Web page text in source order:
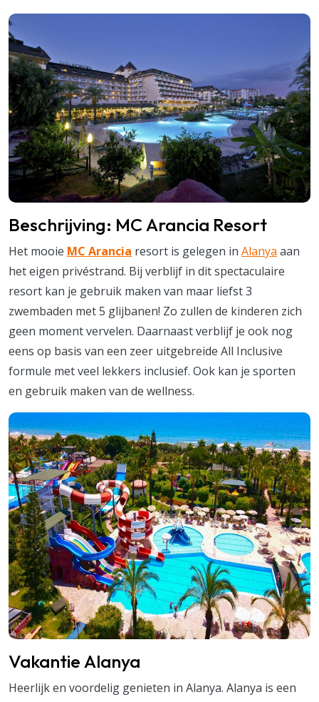
Beschrijving: MC Arancia Resort
Het mooie MC Arancia resort is gelegen in Alanya aan
het eigen privéstrand. Bij verblijf in dit spectaculaire
resort kan je gebruik maken van maar liefst 3
zwembaden met 5 glijbanen! Zo zullen de kinderen zich
geen moment vervelen. Daarnaast verblijf je ook nog
eens op basis van een zeer uitgebreide All Inclusive
formule met veel lekkers inclusief. Ook kan je sporten
en gebruik maken van de wellness.
Vakantie Alanya
Heerlijk en voordelig genieten in Alanya. Alanya is een